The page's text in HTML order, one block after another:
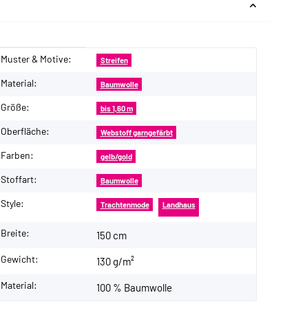
Produkteigenschaft
Wert
Muster & Motive: Streifen
Material: Baumwolle
Größe: bis 1,60 m
Oberfläche: Webstoff garngefärbt
Farben: gelb/gold
Stoffart: Baumwolle
Style: Trachtenmode Landhaus
Breite: 150 cm
Gewicht: 130 g/m²
Material: 100 % Baumwolle